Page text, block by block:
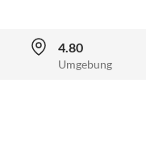
4.80
Umgebung